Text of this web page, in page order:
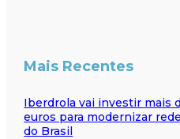
Mais Recentes
Iberdrola vai investir mais
euros para modernizar
do Brasil